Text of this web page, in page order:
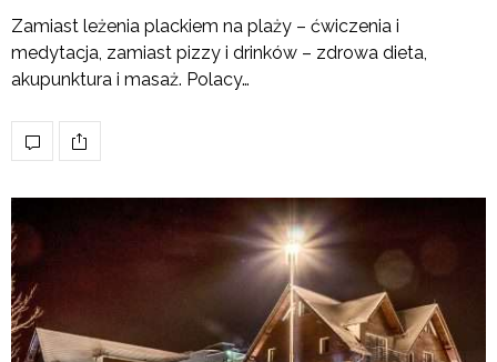
Zamiast leżenia plackiem na plaży – ćwiczenia i
medytacja, zamiast pizzy i drinków – zdrowa dieta,
akupunktura i masaż. Polacy…